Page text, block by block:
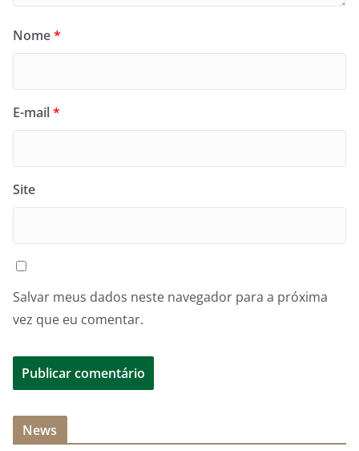
Nome*
E-mail*
Site
Salvar meus dados neste navegador para a próxima
vez que eu comentar.
News